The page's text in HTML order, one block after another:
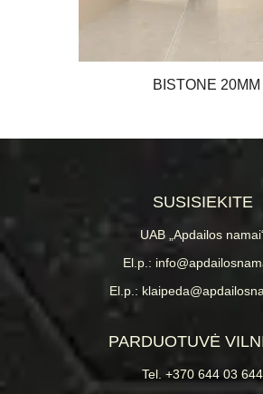
BISTONE 20MM
SUSISIEKITE
UAB „Apdailos
El.p.:
El.p.:
PARDUOTUVĖ
Tel. +370 644 03 644